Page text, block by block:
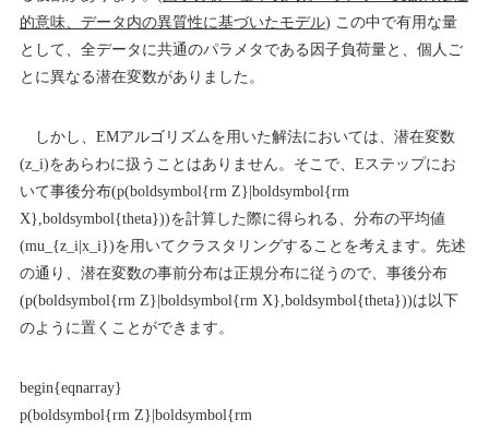
的意味、データ内の異質性に基づいたモデル) この中で有用な量
として、全データに共通のパラメタである因子負荷量と、個人ご
とに異なる潜在変数がありました。
しかし、EMアルゴリズムを用いた解法においては、潜在変数
(z_i)をあらわに扱うことはありません。そこで、Eステップにお
いて事後分布(p(boldsymbol{rm Z}|boldsymbol{rm
X},boldsymbol{theta}))を計算した際に得られる、分布の平均値
(mu_{z_i|x_i})を用いてクラスタリングすることを考えます。先述
の通り、潜在変数の事前分布は正規分布に従うので、事後分布
(p(boldsymbol{rm Z}|boldsymbol{rm X},boldsymbol{theta}))は以下
のように置くことができます。
begin{eqnarray}
p(boldsymbol{rm Z}|boldsymbol{rm